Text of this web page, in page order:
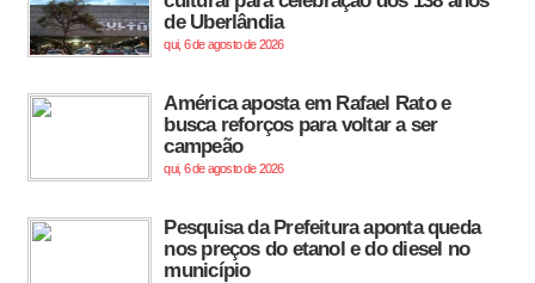
de Uberlândia
qui, 6 de agosto de 2026
América aposta em Rafael Rato e
busca reforços para voltar a ser
campeão
qui, 6 de agosto de 2026
Pesquisa da Prefeitura aponta queda
nos preços do etanol e do diesel no
município